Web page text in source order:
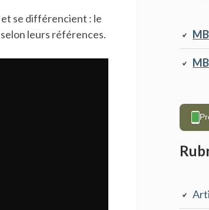
et se différencient : le
leurs références.